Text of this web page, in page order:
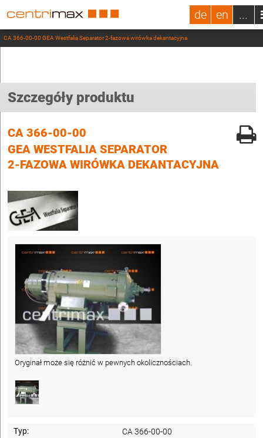
de en ...
CA 366-00-00 GEA Westfalia Separator 2-fazowa wirówka dekantacyjna
Szczegóły produktu
CA 366-00-00
GEA WESTFALIA SEPARATOR
2-FAZOWA WIRÓWKA DEKANTACYJNA
Oryginał może się różnić w pewnych okolicznościach.
Typ:
CA 366-00-00